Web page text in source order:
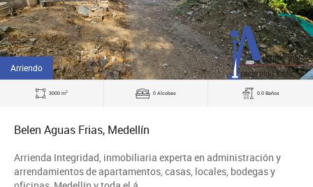
Arriendo
3000 m2 0 Alcobas 0.0 Baños
Belen Aguas Frias, Medellín
Arrienda Integridad, inmobiliaria experta en administración y
arrendamientos de apartamentos, casas, locales, bodegas y